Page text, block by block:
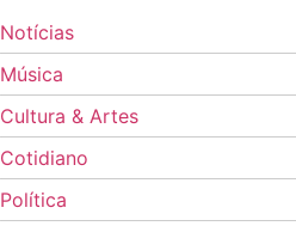
Notícias
Música
Cultura & Artes
Cotidiano
Política